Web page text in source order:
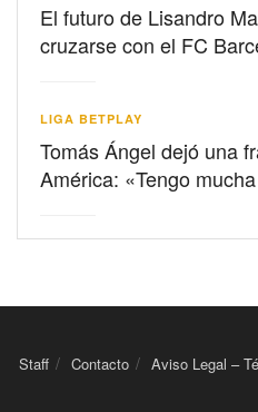
El futuro de Lisandro
cruzarse con el FC
LIGA BETPLAY
Tomás Ángel dejó una
América: «Tengo
Staff Contacto Aviso Legal –